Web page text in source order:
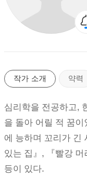
작가 소개 약력
심리학을 전공하고,
을 돌아 어릴 적 꿈
에 능하며 꼬리가 긴
있는 집』, 『빨강
등이 있다.